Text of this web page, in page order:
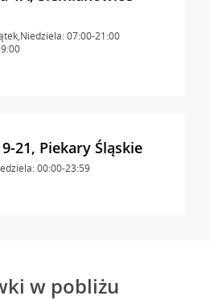
07:00-21:00
21, Piekary Śląskie
00:00-23:59
w pobliżu